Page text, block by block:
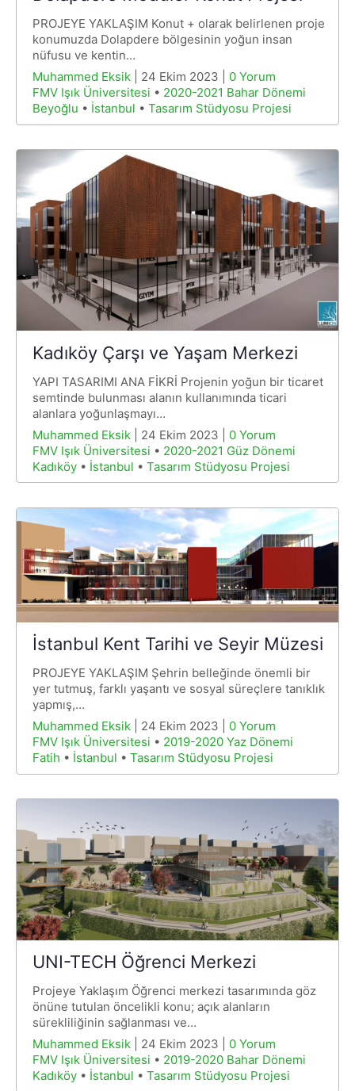
PROJEYE YAKLAŞIM Konut + olarak belirlenen proje
konumuzda Dolapdere bölgesinin yoğun insan
nüfusu ve kentin…
Muhammed Eksik | 24 Ekim 2023 | 0 Yorum
FMV Işık Üniversitesi • 2020-2021 Bahar Dönemi
Beyoğlu • İstanbul • Tasarım Stüdyosu Projesi
Kadıköy Çarşı ve Yaşam Merkezi
YAPI TASARIMI ANA FİKRİ Projenin yoğun bir ticaret
semtinde bulunması alanın kullanımında ticari
alanlara yoğunlaşmayı…
Muhammed Eksik | 24 Ekim 2023 | 0 Yorum
FMV Işık Üniversitesi • 2020-2021 Güz Dönemi
Kadıköy • İstanbul • Tasarım Stüdyosu Projesi
İstanbul Kent Tarihi ve Seyir Müzesi
PROJEYE YAKLAŞIM Şehrin belleğinde önemli bir
yer tutmuş, farklı yaşantı ve sosyal süreçlere tanıklık
yapmış,…
Muhammed Eksik | 24 Ekim 2023 | 0 Yorum
FMV Işık Üniversitesi • 2019-2020 Yaz Dönemi
Fatih • İstanbul • Tasarım Stüdyosu Projesi
UNI-TECH Öğrenci Merkezi
Projeye Yaklaşım Öğrenci merkezi tasarımında göz
önüne tutulan öncelikli konu; açık alanların
sürekliliğinin sağlanması ve…
Muhammed Eksik | 24 Ekim 2023 | 0 Yorum
FMV Işık Üniversitesi • 2019-2020 Bahar Dönemi
Kadıköy • İstanbul • Tasarım Stüdyosu Projesi